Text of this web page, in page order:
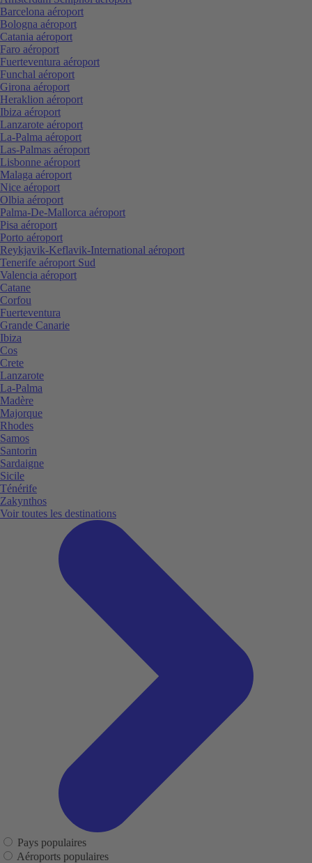
Barcelona aéroport
Bologna aéroport
Catania aéroport
Faro aéroport
Fuerteventura aéroport
Funchal aéroport
Girona aéroport
Heraklion aéroport
Ibiza aéroport
Lanzarote aéroport
La-Palma aéroport
Las-Palmas aéroport
Lisbonne aéroport
Malaga aéroport
Nice aéroport
Olbia aéroport
Palma-De-Mallorca aéroport
Pisa aéroport
Porto aéroport
Reykjavik-Keflavik-International aéroport
Tenerife aéroport Sud
Valencia aéroport
Catane
Corfou
Fuerteventura
Grande Canarie
Ibiza
Cos
Crete
Lanzarote
La-Palma
Madère
Majorque
Rhodes
Samos
Santorin
Sardaigne
Sicile
Ténérife
Zakynthos
Voir toutes les destinations
Pays populaires
Aéroports populaires